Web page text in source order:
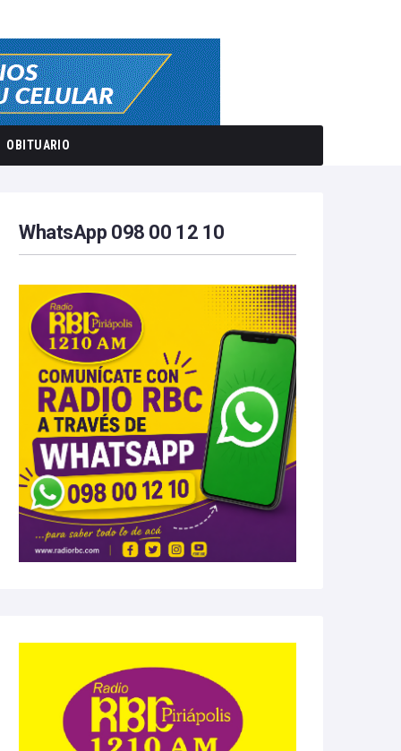
OBITUARIO
WhatsApp 098 00 12 10